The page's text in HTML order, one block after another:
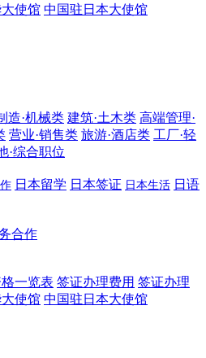
使馆 中国驻日本大使馆
造·机械类 建筑·土木类 高端管理·
营业·销售类 旅游·酒店类 工厂·轻
·综合职位
日本留学 日本签证 日本生活 日语
合作
一览表 签证办理费用 签证办理
使馆 中国驻日本大使馆